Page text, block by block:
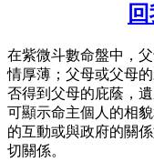
在紫微斗數命盤中，
情厚薄；父母或父母
否得到父母的庇蔭，
可顯示命主個人的相
的互動或與政府的關
切關係。